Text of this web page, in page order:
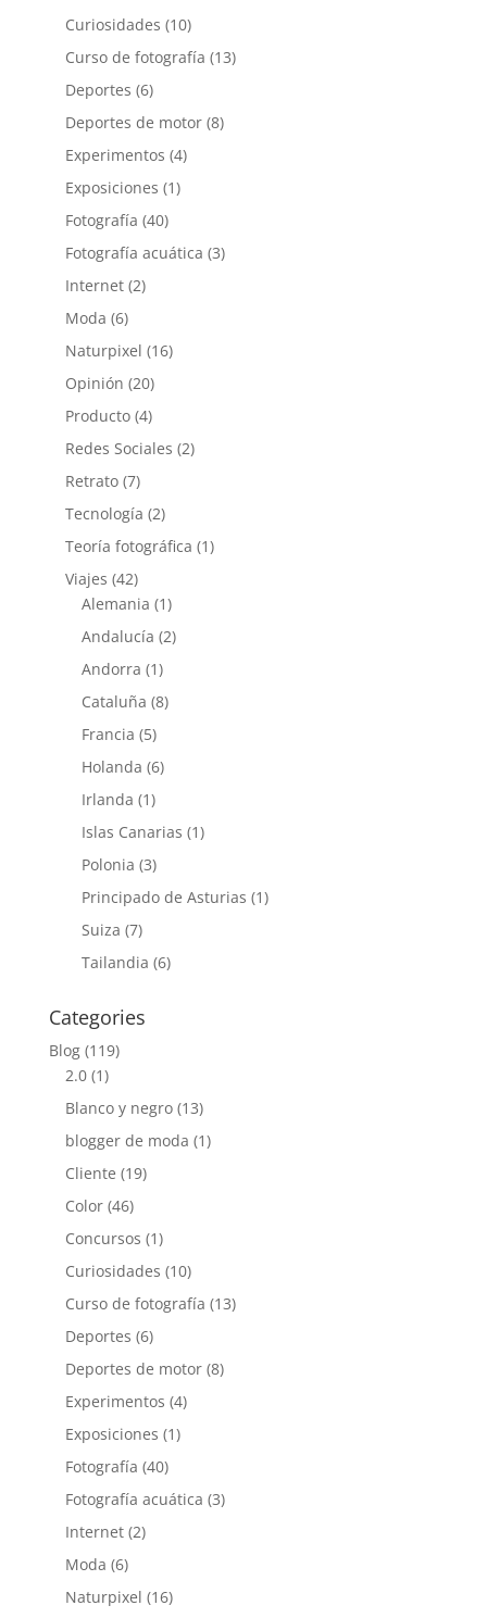
Curiosidades (10)
Curso de fotografía (13)
Deportes (6)
Deportes de motor(8)
Experimentos (4)
Exposiciones (1)
Fotografía (40)
Fotografía acuática (3)
Internet(2)
Moda (6)
Naturpixel (16)
Opinión (20)
Producto(4)
Redes Sociales (2)
Retrato(7)
Tecnología (2)
Teoría fotográfica (1)
Viajes (42)
Alemania (1)
Andalucía (2)
Andorra (1)
Cataluña (8)
Francia (5)
Holanda (6)
Irlanda (1)
Islas Canarias (1)
Polonia (3)
Principado de Asturias (1)
Suiza (7)
Tailandia (6)
Categories
Blog(119)
2.0(1)
Blanco y negro(13)
blogger de moda (1)
Cliente (19)
Color(46)
Concursos (1)
Curiosidades (10)
Curso de fotografía (13)
Deportes (6)
Deportes de motor(8)
Experimentos (4)
Exposiciones (1)
Fotografía (40)
Fotografía acuática (3)
Internet(2)
Moda (6)
Naturpixel (16)